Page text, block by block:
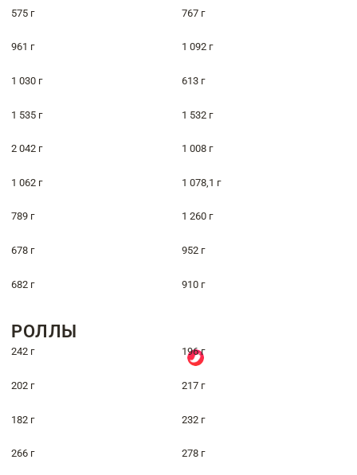
575 г 767 г
961 г 1 092 г
1 030 г 613 г
1 535 г 1 532 г
2 042 г 1 008 г
1 062 г 1 078,1 г
789 г 1 260 г
678 г 952 г
682 г 910 г
РОЛЛЫ
242 г 196 г
202 г 217 г
182 г 232 г
266 г 278 г